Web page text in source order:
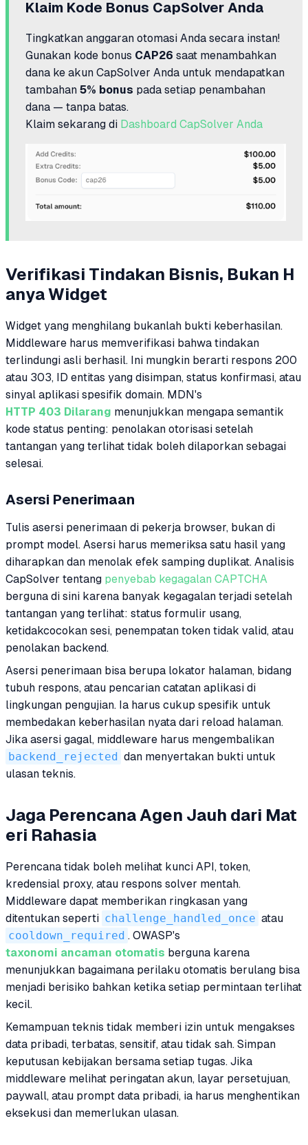
Klaim Kode Bonus CapSolver Anda
Tingkatkan anggaran otomasi Anda secara instan!
Gunakan kode bonus CAP26 saat menambahkan
dana ke akun CapSolver Anda untuk mendapatkan
tambahan 5% bonus pada setiap penambahan
dana — tanpa batas.
Klaim sekarang di Dashboard CapSolver Anda
Verifikasi Tindakan Bisnis, Bukan H
anya Widget
Widget yang menghilang bukanlah bukti keberhasilan.
Middleware harus memverifikasi bahwa tindakan
terlindungi asli berhasil. Ini mungkin berarti respons 200
atau 303, ID entitas yang disimpan, status konfirmasi, atau
sinyal aplikasi spesifik domain. MDN's
HTTP 403 Dilarang menunjukkan mengapa semantik
kode status penting: penolakan otorisasi setelah
tantangan yang terlihat tidak boleh dilaporkan sebagai
selesai.
Asersi Penerimaan
Tulis asersi penerimaan di pekerja browser, bukan di
prompt model. Asersi harus memeriksa satu hasil yang
diharapkan dan menolak efek samping duplikat. Analisis
CapSolver tentang penyebab kegagalan CAPTCHA
berguna di sini karena banyak kegagalan terjadi setelah
tantangan yang terlihat: status formulir usang,
ketidakcocokan sesi, penempatan token tidak valid, atau
penolakan backend.
Asersi penerimaan bisa berupa lokator halaman, bidang
tubuh respons, atau pencarian catatan aplikasi di
lingkungan pengujian. Ia harus cukup spesifik untuk
membedakan keberhasilan nyata dari reload halaman.
Jika asersi gagal, middleware harus mengembalikan
backend_rejected dan menyertakan bukti untuk
ulasan teknis.
Jaga Perencana Agen Jauh dari Mat
eri Rahasia
Perencana tidak boleh melihat kunci API, token,
kredensial proxy, atau respons solver mentah.
Middleware dapat memberikan ringkasan yang
ditentukan seperti challenge_handled_once atau
cooldown_required . OWASP's
taxonomi ancaman otomatis berguna karena
menunjukkan bagaimana perilaku otomatis berulang bisa
menjadi berisiko bahkan ketika setiap permintaan terlihat
kecil.
Kemampuan teknis tidak memberi izin untuk mengakses
data pribadi, terbatas, sensitif, atau tidak sah. Simpan
keputusan kebijakan bersama setiap tugas. Jika
middleware melihat peringatan akun, layar persetujuan,
paywall, atau prompt data pribadi, ia harus menghentikan
eksekusi dan memerlukan ulasan.